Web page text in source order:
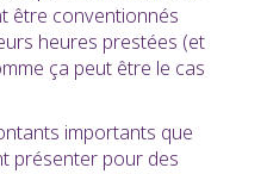
être conventionnés
heures prestées (et
ça peut être le cas
importants que
présenter pour des